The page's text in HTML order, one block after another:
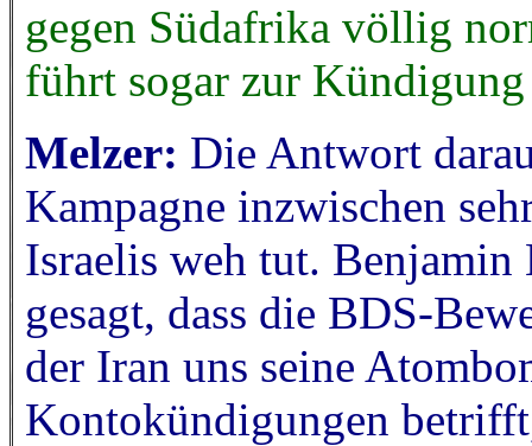
gegen Südafrika völlig
führt sogar zur
Melzer: Die Antwort
Kampagne inzwischen
Israelis weh tut. Benjamin
gesagt, dass die BDS-
der Iran uns seine
Kontokündigungen